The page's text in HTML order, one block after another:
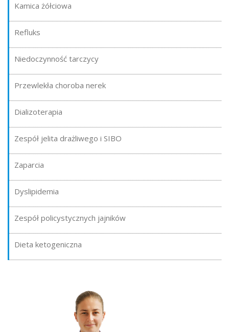
Kamica żółciowa
Refluks
Niedoczynność tarczycy
Przewlekła choroba nerek
Dializoterapia
Zespół jelita drażliwego i SIBO
Zaparcia
Dyslipidemia
Zespół policystycznych jajników
Dieta ketogeniczna